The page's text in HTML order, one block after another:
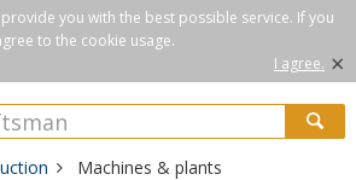
you with the best possible service. If you
to the cookie usage.
I agree. ×
Machines & plants